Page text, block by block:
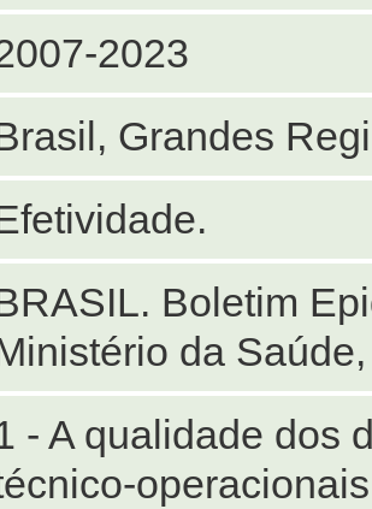
2023
Grandes
Boletim
da
- A qualidade dos